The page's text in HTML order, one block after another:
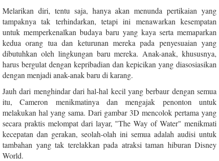
Melarikan diri, tentu saja, hanya akan menunda pertikaian yang
tampaknya tak terhindarkan, tetapi ini menawarkan kesempatan
untuk memperkenalkan budaya baru yang kaya serta memaparkan
kedua orang tua dan keturunan mereka pada penyesuaian yang
dibutuhkan oleh lingkungan baru mereka. Anak-anak, khususnya,
harus bergulat dengan kepribadian dan kepicikan yang diasosiasikan
dengan menjadi anak-anak baru di karang.
Jauh dari menghindar dari hal-hal kecil yang berbaur dengan semua
itu, Cameron menikmatinya dan mengajak penonton untuk
melakukan hal yang sama. Dari gambar 3D mencolok pertama yang
secara praktis melompat dari layar, "The Way of Water" menikmati
kecepatan dan gerakan, seolah-olah ini semua adalah audisi untuk
tambahan yang tak terelakkan pada atraksi taman hiburan Disney
World.